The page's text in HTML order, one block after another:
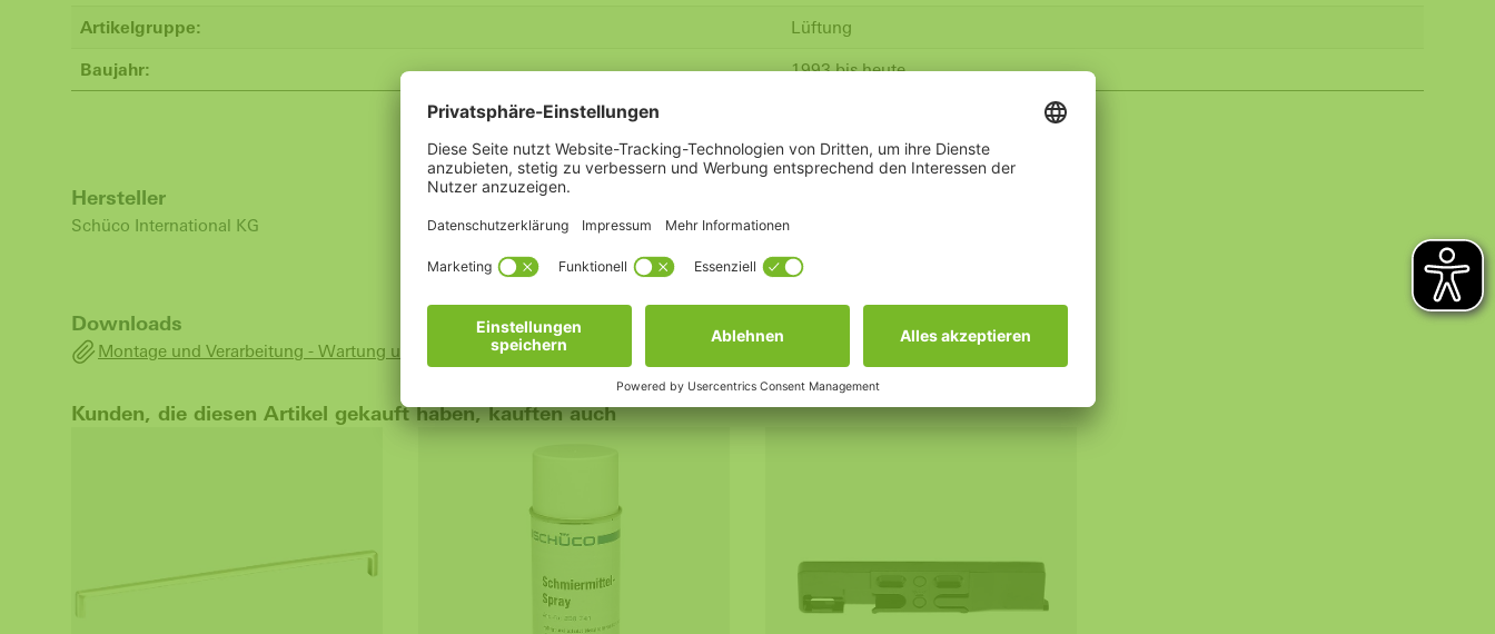
Artikelgruppe: Lüftung
Baujahr: 1993 bis heute
Hersteller
Schüco International KG
Downloads
Montage und Verarbeitung - Wartung und Filterwechsel - VentoFrame
Kunden, die diesen Artikel gekauft haben, kauften auch